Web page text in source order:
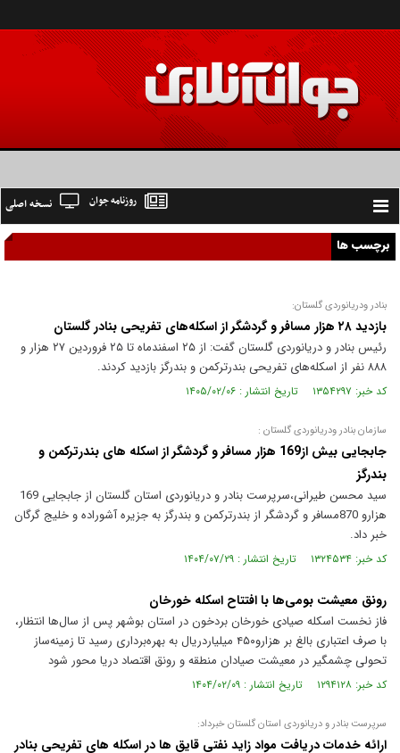
Toggle
navigation
نسخه اصلی روزنامه جوان
برچسب ها
بنادر ودریانوردی گلستان:
بازدید ۲۸ هزار مسافر و گردشگر از اسکله‌های تفریحی بنادر گلستان
رئیس بنادر و دریانوردی گلستان گفت: از ۲۵ اسفندماه تا ۲۵ فروردین ۲۷ هزار و
۸۸۸ نفر از اسکله‌های تفریحی بندرترکمن و بندرگز بازدید کردند.
کد خبر: ۱۳۵۴۲۹۷ تاریخ انتشار : ۱۴۰۵/۰۲/۰۶
سازمان بنادر ودریانوردی گلستان :
جابجایی بیش از169 هزار مسافر و گردشگر از اسکله های بندرترکمن و
بندرگز
سید محسن طیرانی،سرپرست بنادر و دریانوردی استان گلستان از جابجایی 169
هزارو 870مسافر و گردشگر از بندرترکمن و بندرگز به جزیره آشوراده و خلیج گرگان
خبر داد.
کد خبر: ۱۳۲۴۵۳۴ تاریخ انتشار : ۱۴۰۴/۰۷/۲۹
رونق معیشت بومی‌ها با افتتاح اسکله خورخان
فاز نخست اسکله صیادی خورخان بردخون در استان بوشهر پس از سال‌ها انتظار،
با صرف اعتباری بالغ بر هزارو۴۵۰ میلیاردریال به بهره‌برداری رسید تا زمینه‌ساز
تحولی چشمگیر در معیشت صیادان منطقه و رونق اقتصاد دریا محور شود
کد خبر: ۱۲۹۴۱۲۸ تاریخ انتشار : ۱۴۰۴/۰۲/۰۹
سرپرست بنادر و دریانوردی استان گلستان خبرداد:
ارائه خدمات دریافت مواد زاید نفتی قایق ها در اسکله های تفریحی بنادر